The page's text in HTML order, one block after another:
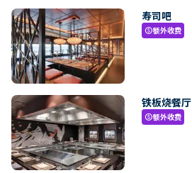
寿司吧
paid额外收费
铁板烧餐厅
paid额外收费